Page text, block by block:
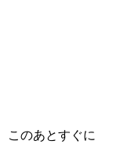
このあとすぐに